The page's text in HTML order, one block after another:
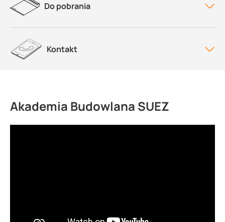
Do pobrania
Kontakt
Akademia Budowlana SUEZ